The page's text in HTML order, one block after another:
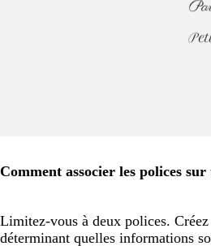
Comment associer les polices
Limitez-vous à deux polices.
déterminant quelles informations